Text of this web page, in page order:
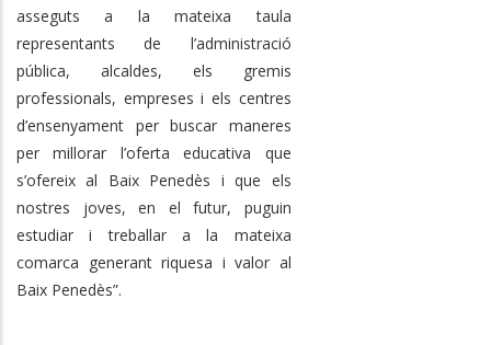
asseguts a la mateixa taula
representants de l’administració
pública, alcaldes, els gremis
professionals, empreses i els centres
d’ensenyament per buscar maneres
per millorar l’oferta educativa que
s’ofereix al Baix Penedès i que els
nostres joves, en el futur, puguin
estudiar i treballar a la mateixa
comarca generant riquesa i valor al
Baix Penedès”.